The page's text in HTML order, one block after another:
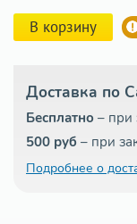
В корзину
Доставка по
Бесплатно – при
500 руб – при
Подробнее о